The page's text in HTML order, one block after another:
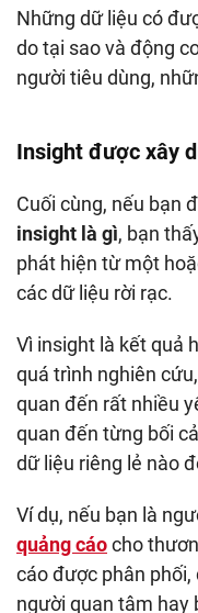
Những dữ liệu có
do tại sao và động
người tiêu dùng,
Insight được xây
Cuối cùng, nếu bạn
insight là gì, bạn
phát hiện từ một
các dữ liệu rời rạc.
Vì insight là kết quả
quá trình nghiên
quan đến rất nhiều
quan đến từng bối
dữ liệu riêng lẻ nào
Ví dụ, nếu bạn là
quảng cáocho
cáo được phân
người quan tâm hay